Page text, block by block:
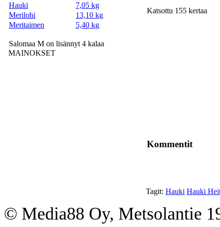
Hauki
7,05 kg
Merilohi
13,10 kg
Meritaimen
5,40 kg
Salomaa M on lisännyt 4 kalaa
MAINOKSET
Katsottu 155 kertaa
Kommentit
Tagit: Hauki Hauki
© Media88 Oy, Metsolantie